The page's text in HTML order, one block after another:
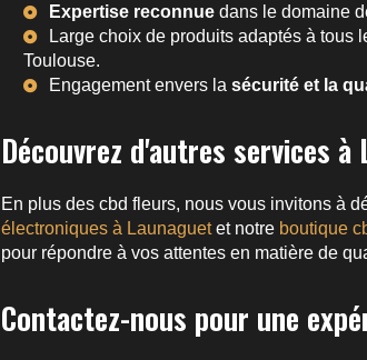
Expertise reconnue dans le domaine
Large choix de produits adaptés à tous
Toulouse.
Engagement envers la sécurité et la
Découvrez d'autres services à
En plus des cbd fleurs, nous vous invitons à
électroniques à Launaguetet notre boutique
pour répondre à vos attentes en matière de
Contactez-nous pour une